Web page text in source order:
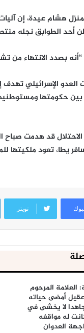
أحد الطوابق نجله
بصدد الانتهاء من
العدو الإسرائيلي
بين حكومتها
يطا، تعود ملكيتها
تويتر
العلامة المرحوم
أمضى حياته
لا يخشى في
له مواقفه
العدوان